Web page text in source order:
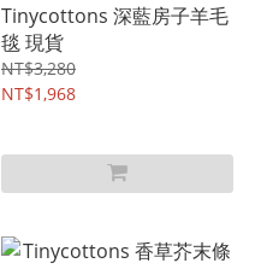
Tinycottons 深藍房子羊毛
毯 現貨
NT$3,280
NT$1,968